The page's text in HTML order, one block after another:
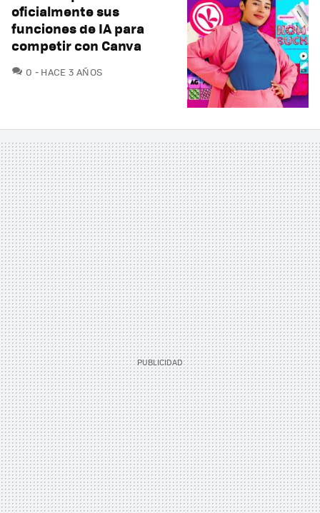
oficialmente sus
funciones de IA para
competir con Canva
0 COMENTARIOS
HACE 3 AÑOS